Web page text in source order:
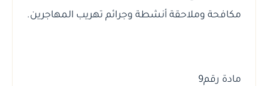
مكافحة وملاحقة أنشطة وجرائم تهريب المهاجرين.
مادة رقم9